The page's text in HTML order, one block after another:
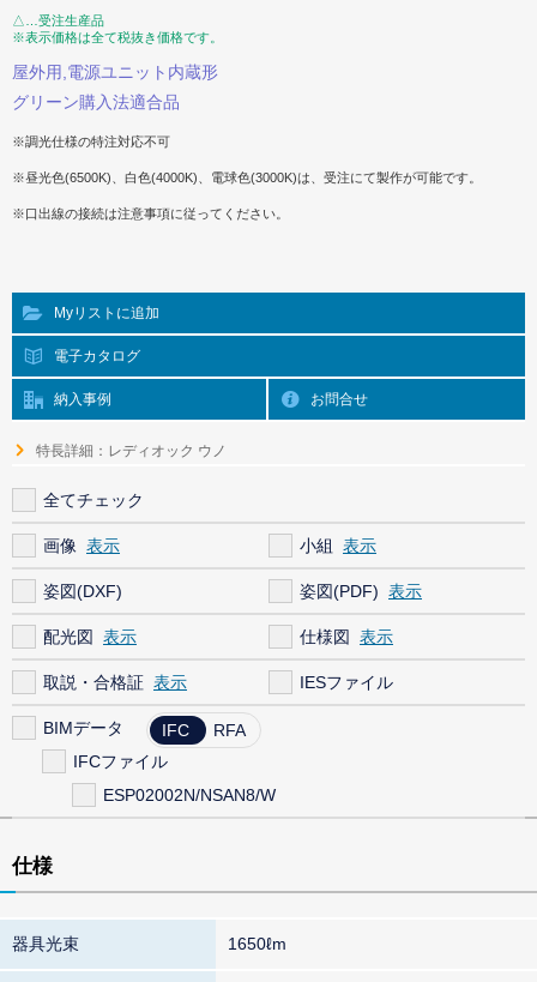
△…受注生産品
※表示価格は全て税抜き価格です。
屋外用,電源ユニット内蔵形
グリーン購入法適合品
※調光仕様の特注対応不可
※昼光色(6500K)、白色(4000K)、電球色(3000K)は、受注にて製作が可能です。
※口出線の接続は注意事項に従ってください。
Myリストに追加
電子カタログ
納入事例 お問合せ
特長詳細：レディオック ウノ
全てチェック
画像 小組
姿図(DXF) 姿図(PDF)
配光図 仕様図
取説・合格証 IESファイル
BIMデータ IFC
RFA
IFCファイル
ESP02002N/NSAN8/W
仕様
器具光束 1650ℓm